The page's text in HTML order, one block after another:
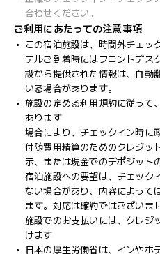
合わせください。
ご利用にあたっての注意事項
この宿泊施設は、時間外チェッ
テルご到着時にはフロントデス
設から提供された情報は、自動
いる場合があります。
施設の定める利用規約に従って
あります
場合により、チェックイン時に
付随費用精算のためのクレジッ
示、または現金でのデポジット
宿泊施設への要望は、チェック
ない場合があり、内容によって
ます。対応は確約ではございま
施設でのお支払いには、クレジ
けます
日本の厚生労働省は、インやホ